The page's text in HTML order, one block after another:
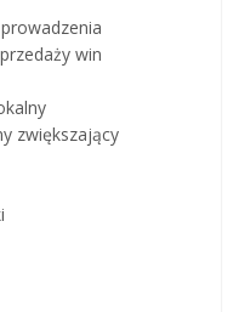
win
zwiększający